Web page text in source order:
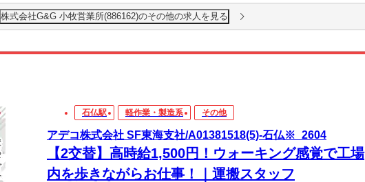
株式会社G&G 小牧営業所(886162)のその他の求人を見る
石仏駅 軽作業・製造系 その他
アデコ株式会社 SF東海支社/A01381518(5)-石仏※_2604
【2交替】高時給1,500円！ウォーキング感覚で工場
内を歩きながらお仕事！｜運搬スタッフ